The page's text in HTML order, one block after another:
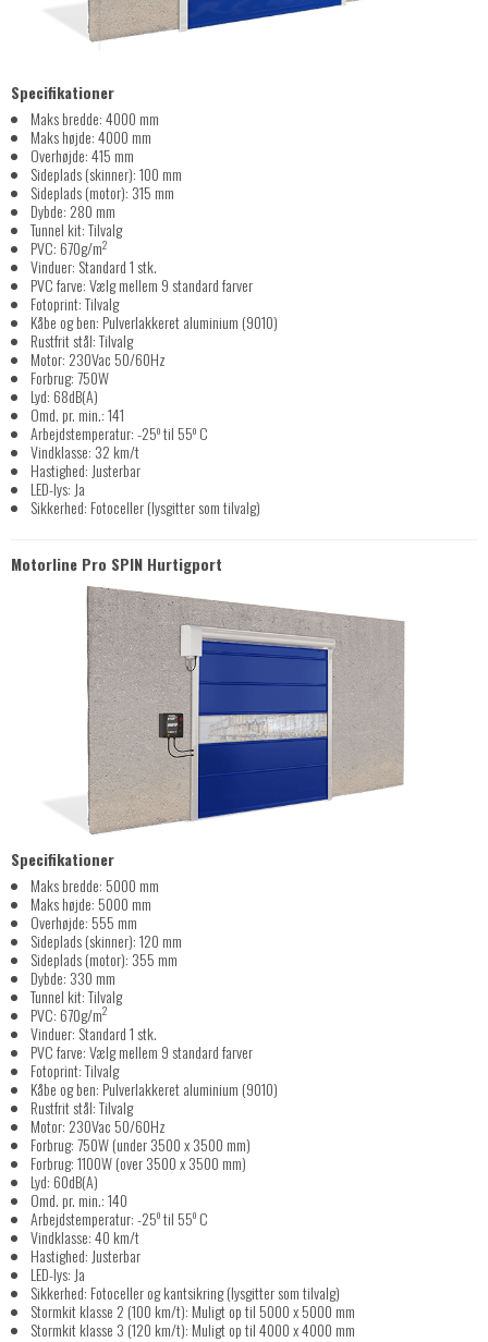
Specifikationer
Maks bredde: 4000 mm
Maks højde: 4000 mm
Overhøjde: 415 mm
Sideplads (skinner): 100 mm
Sideplads (motor): 315 mm
Dybde: 280 mm
Tunnel kit: Tilvalg
PVC: 670g/m2
Vinduer: Standard 1 stk.
PVC farve: Vælg mellem 9 standard farver
Fotoprint: Tilvalg
Kåbe og ben: Pulverlakkeret aluminium (9010)
Rustfrit stål: Tilvalg
Motor: 230Vac 50/60Hz
Forbrug: 750W
Lyd: 68dB(A)
Omd. pr. min.: 141
Arbejdstemperatur: -25otil 55oC
Vindklasse: 32 km/t
Hastighed: Justerbar
LED-lys: Ja
Sikkerhed: Fotoceller (lysgitter som tilvalg)
Motorline Pro SPIN Hurtigport
Specifikationer
Maks bredde: 5000 mm
Maks højde: 5000 mm
Overhøjde: 555 mm
Sideplads (skinner): 120 mm
Sideplads (motor): 355 mm
Dybde: 330 mm
Tunnel kit: Tilvalg
PVC: 670g/m2
Vinduer: Standard 1 stk.
PVC farve: Vælg mellem 9 standard farver
Fotoprint: Tilvalg
Kåbe og ben: Pulverlakkeret aluminium (9010)
Rustfrit stål: Tilvalg
Motor: 230Vac 50/60Hz
Forbrug: 750W (under 3500 x 3500 mm)
Forbrug: 1100W (over 3500 x 3500 mm)
Lyd: 60dB(A)
Omd. pr. min.: 140
Arbejdstemperatur: -25otil 55oC
Vindklasse: 40 km/t
Hastighed: Justerbar
LED-lys: Ja
Sikkerhed: Fotoceller og kantsikring (lysgitter som tilvalg)
Stormkit klasse 2 (100 km/t): Muligt op til 5000 x 5000 mm
Stormkit klasse 3 (120 km/t): Muligt op til 4000 x 4000 mm